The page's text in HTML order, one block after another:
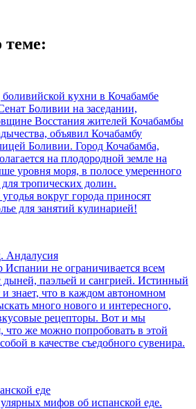
кухни в Кочабамбе
Боливии на заседании,
Восстания жителей Кочабамбы
объявил Кочабамбу
Боливии. Город Кочабамба,
на плодородной земле на
уровня моря, в полосе умеренного
тропических долин.
вокруг города приносят
для занятий кулинарией!
Андалусия
не ограничивается всем
паэльей и сангрией. Истинный
знает, что в каждом автономном
много нового и интересного,
рецепторы. Вот и мы
что же можно попробовать в этой
в качестве съедобного сувенира.
еде
мифов об испанской еде.